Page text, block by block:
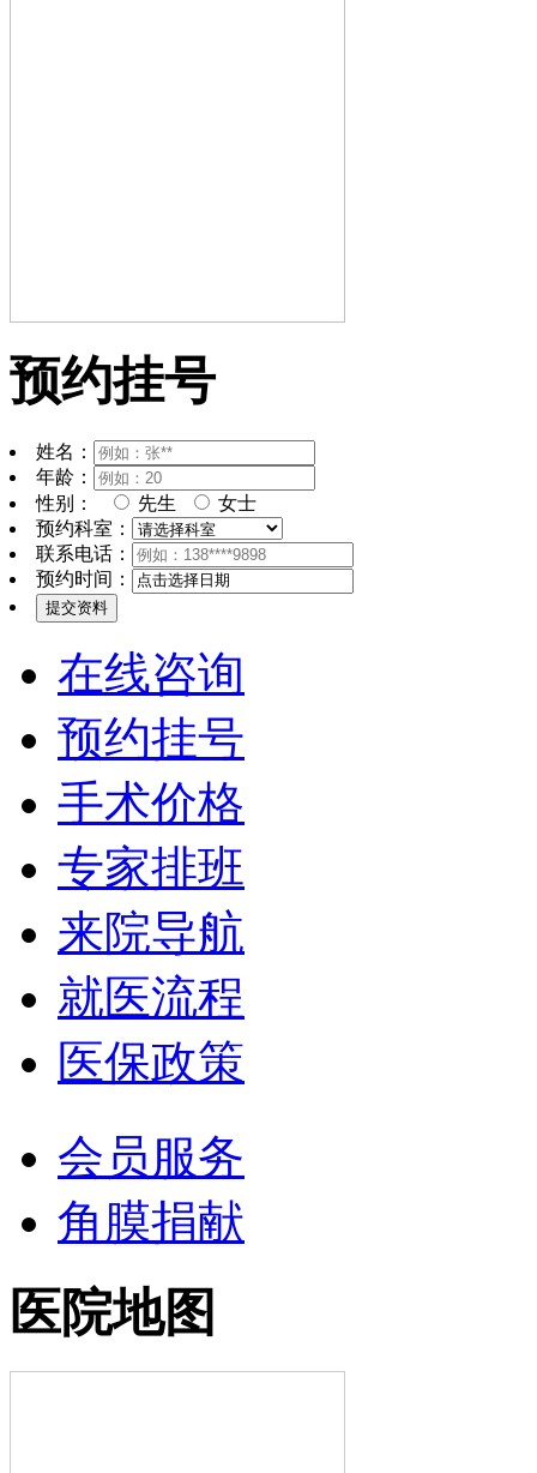
预约挂号
姓名：
年龄：
性别：
先生
女士
预约科室：
联系电话：
预约时间：
在线咨询
预约挂号
手术价格
专家排班
来院导航
就医流程
医保政策
会员服务
角膜捐献
医院地图